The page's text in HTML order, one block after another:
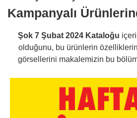
Kampanyalı
Şok 7 Şubat 2024 Kataloğu
olduğunu, bu ürünlerin
görsellerini makalemizin bu